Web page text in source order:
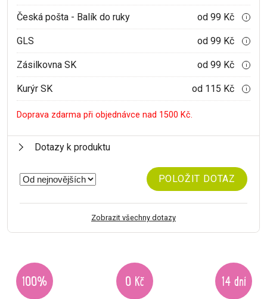
Česká pošta - Balík do ruky od 99 Kč i
GLS od 99 Kč i
Zásilkovna SK od 99 Kč i
Kurýr SK od 115 Kč i
Doprava zdarma při objednávce nad 1500 Kč.
Dotazy k produktu
POLOŽIT DOTAZ
Zobrazit všechny dotazy
100% 0 Kč 14 dní